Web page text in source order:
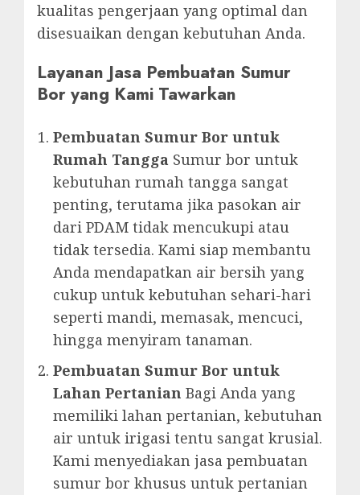
kualitas pengerjaan yang optimal dan
disesuaikan dengan kebutuhan Anda.
Layanan Jasa Pembuatan Sumur
Bor yang Kami Tawarkan
Pembuatan Sumur Bor untuk
Rumah Tangga Sumur bor untuk
kebutuhan rumah tangga sangat
penting, terutama jika pasokan air
dari PDAM tidak mencukupi atau
tidak tersedia. Kami siap membantu
Anda mendapatkan air bersih yang
cukup untuk kebutuhan sehari-hari
seperti mandi, memasak, mencuci,
hingga menyiram tanaman.
Pembuatan Sumur Bor untuk
Lahan Pertanian Bagi Anda yang
memiliki lahan pertanian, kebutuhan
air untuk irigasi tentu sangat krusial.
Kami menyediakan jasa pembuatan
sumur bor khusus untuk pertanian